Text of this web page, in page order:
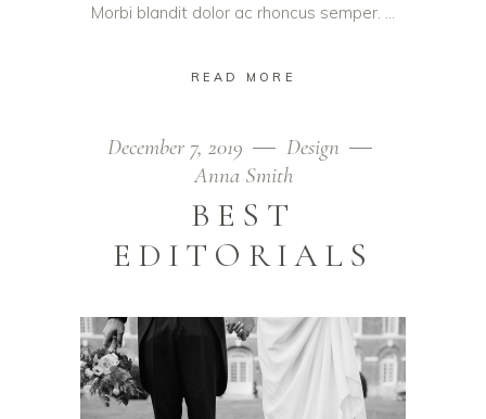
Morbi blandit dolor ac rhoncus semper.
READ MORE
December 7, 2019
Design
Anna Smith
BEST
EDITORIALS